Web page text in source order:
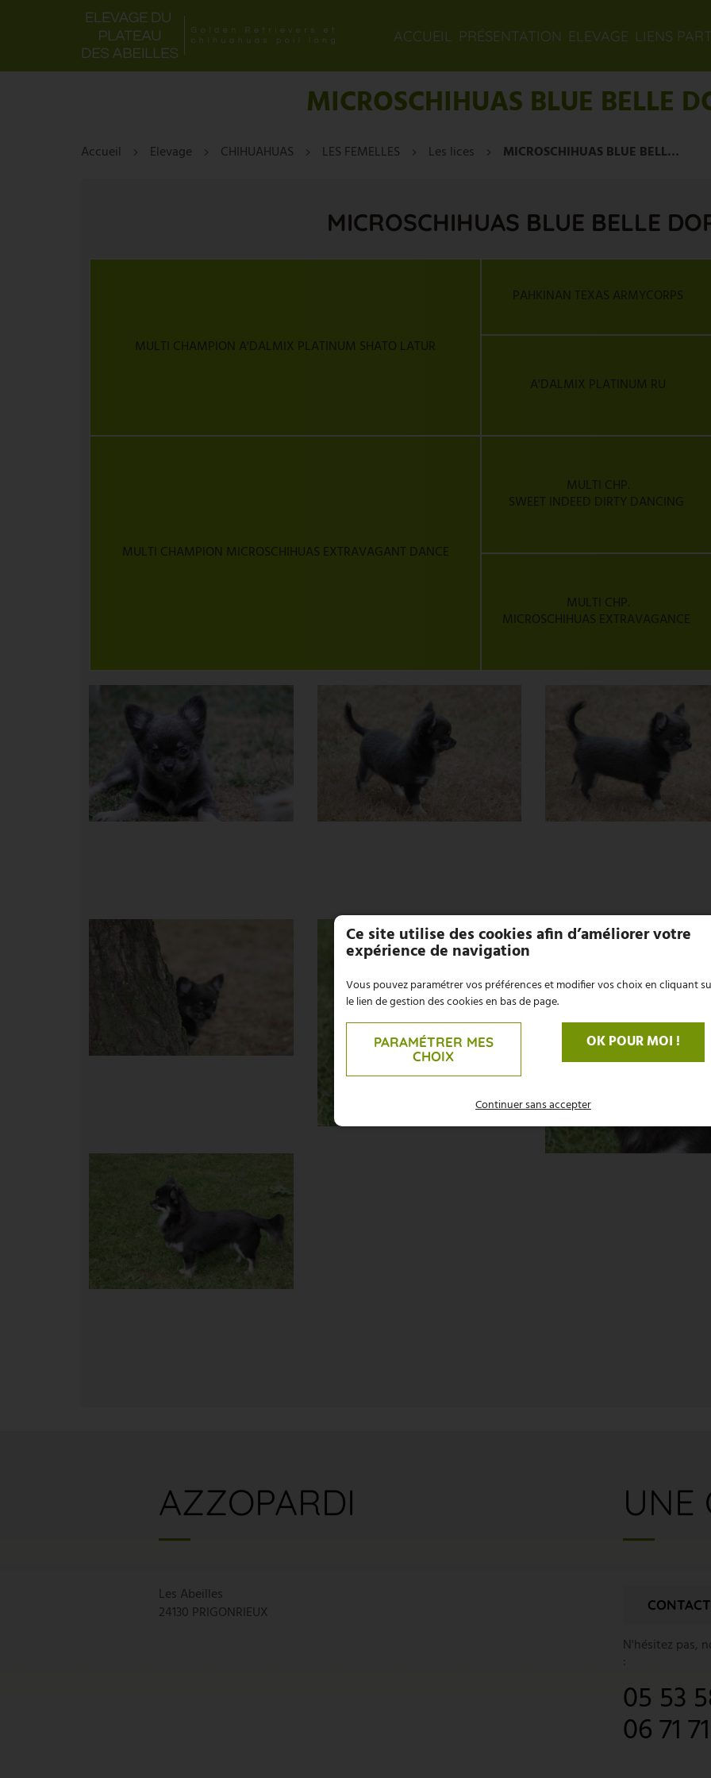
ACCUEIL PRÉSENTATION ELEVAGE LIENS
MICROSCHIHUAS BLUE BELLE
Accueil Elevage CHIHUAHUAS LES FEMELLES Les lices MICROSCHIHUAS BLUE BELLE DORIS
MICROSCHIHUAS BLUE BELLE
MULTI CHAMPION A'DALMIX PLATINUM SHATO LATUR
PAHKINAN TEXAS ARMYCORPS
A'DALMIX PLATINUM RU
MULTI CHAMPION MICROSCHIHUAS EXTRAVAGANT DANCE
MULTI CHP.
SWEET INDEED DIRTY DANCING
MULTI CHP.
MICROSCHIHUAS EXTRAVAGANCE
UNE
N'hésitez pas,
:
05 53
06 71
AZZOPARDI
Les Abeilles
24130 PRIGONRIEUX
Ce site utilise des cookies afin d’améliorer votre
expérience de navigation
Vous pouvez paramétrer vos préférences et modifier vos choix en cliquant
le lien de gestion des cookies en bas de page.
PARAMÉTRER MES
CHOIX
OK POUR MOI !
Continuer sans accepter